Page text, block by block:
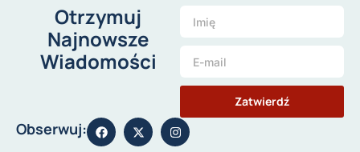
Otrzymuj
Najnowsze
Wiadomości
Zatwierdź
Obserwuj: